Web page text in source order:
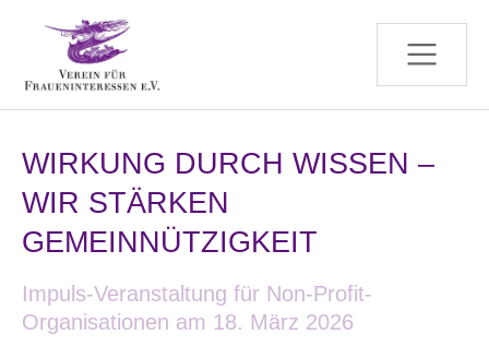
WIRKUNG DURCH WISSEN –
WIR STÄRKEN
GEMEINNÜTZIGKEIT
Impuls-Veranstaltung für Non-Profit-
Organisationen am 18. März 2026